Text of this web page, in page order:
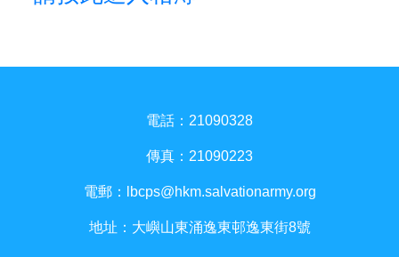
電話：21090328
傳真：21090223
電郵： lbcps@hkm.salvationarmy.org
地址：大嶼山東涌逸東邨逸東街8號